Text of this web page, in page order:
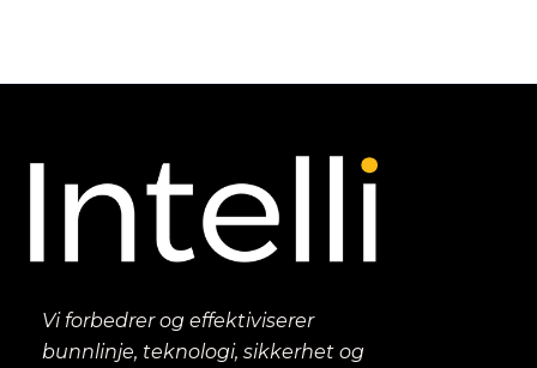
Vi forbedrer og effektiviserer
bunnlinje, teknologi, sikkerhet og